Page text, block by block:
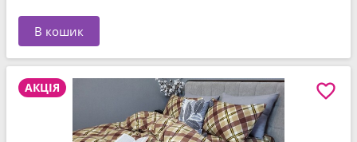
В кошик
АКЦІЯ